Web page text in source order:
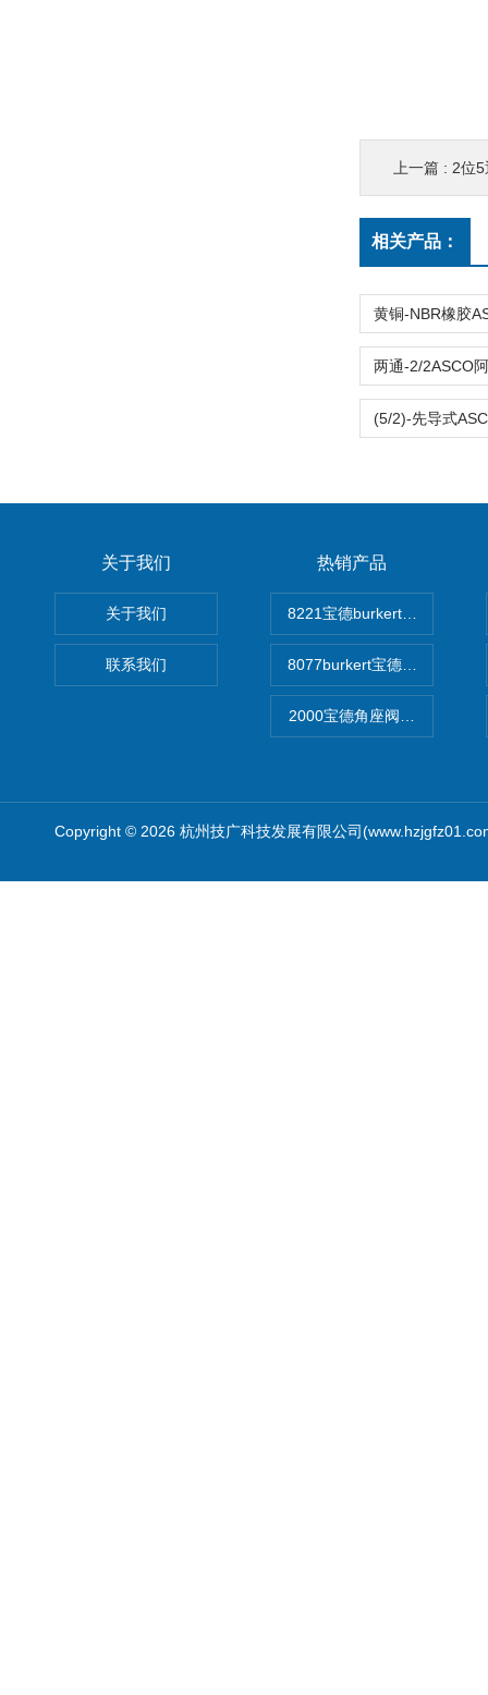
上一篇 : 2位5
相关产品：
关于我们
关于我们
联系我们
热销产品
8221宝德burkert电导率探头
8077burkert宝德椭圆齿轮脉
2000宝德角座阀德国宝帝
Copyright © 2026 杭州技广科技发展有限公司